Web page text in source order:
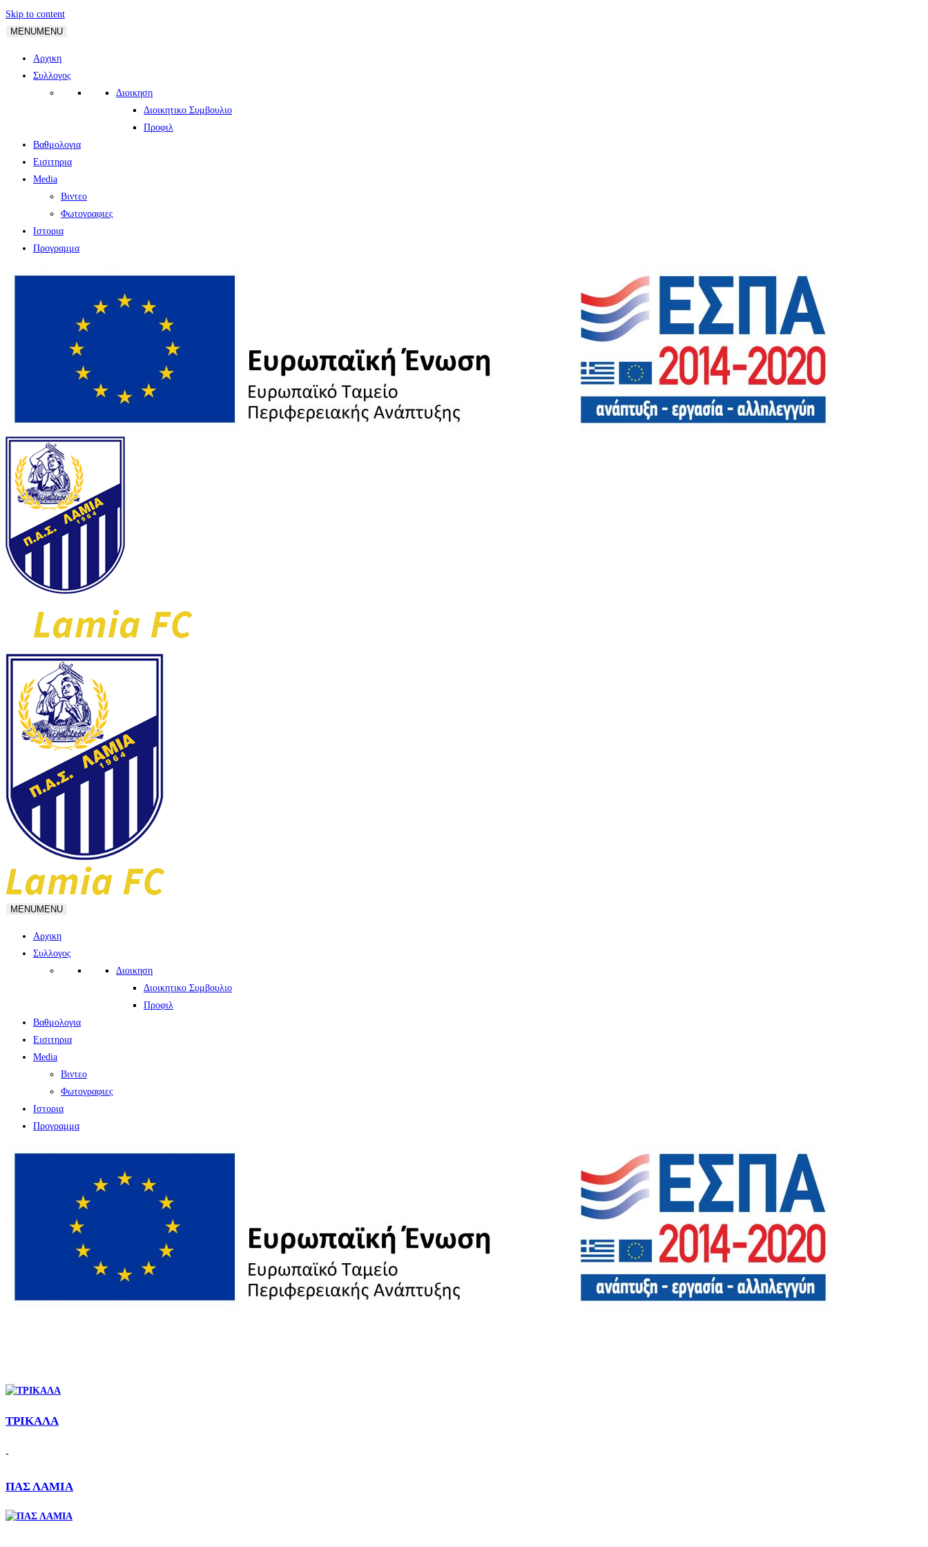
Skip to content
MENUMENU
Αρχικη
Συλλογος
Διοικηση
Διοικητικο Συμβουλιο
Προφιλ
Βαθμολογια
Εισιτηρια
Media
Βιντεο
Φωτογραφιες
Ιστορια
Πρoγραμμα
MENUMENU
Αρχικη
Συλλογος
Διοικηση
Διοικητικο Συμβουλιο
Προφιλ
Βαθμολογια
Εισιτηρια
Media
Βιντεο
Φωτογραφιες
Ιστορια
Πρoγραμμα
ΤΡΙΚΑΛΑ
-
ΠΑΣ ΛΑΜΙΑ